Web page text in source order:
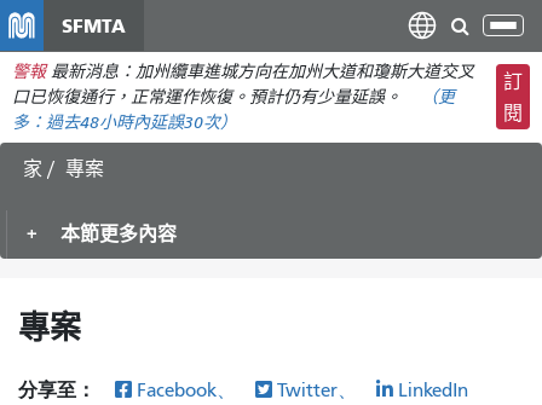
主
要
SFMTA
切
換
導
航
警報 最新消息：加州纜車進城方向在加州大道和瓊斯大道交叉
口已恢復通行，正常運作恢復。預計仍有少量延誤。
（更
多： 過去48小時內延誤30次）
訂
閱
家 專案
本節更多內容
專案
分享至： Facebook、 Twitter、 LinkedIn